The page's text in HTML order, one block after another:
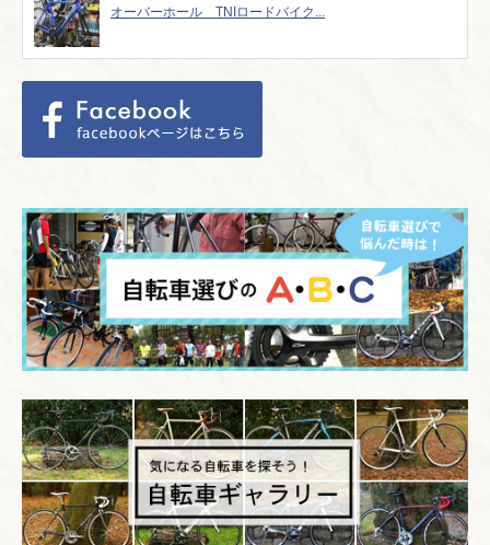
オーバーホール TNIロードバイク...